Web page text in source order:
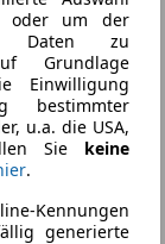
oder um der
Daten zu
Grundlage
Einwilligung
bestimmter
u.a. die USA,
Sie keine
.
Kennungen
generierte